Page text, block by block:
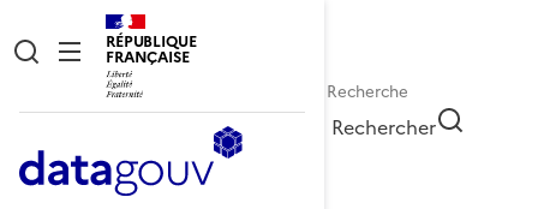
RÉPUBLIQUE
FRANÇAISE
Rechercher